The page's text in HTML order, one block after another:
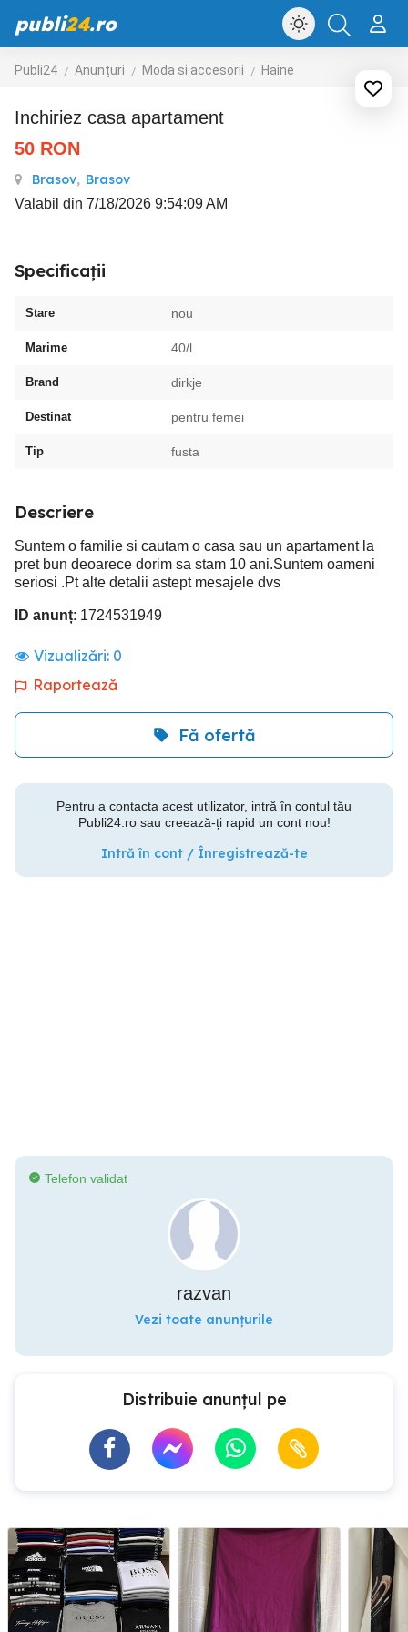
publi24.ro
Publi24 Anunțuri Moda si accesorii Haine
inchiriez casa apartament
50 RON
Brasov, Brasov
Valabil din 7/18/2026 9:54:09 AM
Specificații
Stare nou
Marime 40/l
Brand dirkje
Destinat pentru femei
Tip fusta
Descriere
Suntem o familie si cautam o casa sau un apartament la
pret bun deoarece dorim sa stam 10 ani.Suntem oameni
seriosi .Pt alte detalii astept mesajele dvs
ID anunț: 1724531949
Vizualizări: 0
Raportează
Fă ofertă
Pentru a contacta acest utilizator, intră în contul tău
Publi24.ro sau creează-ți rapid un cont nou!
Intră în cont / Înregistrează-te
Telefon validat
razvan
Vezi toate anunțurile
Distribuie anunțul pe